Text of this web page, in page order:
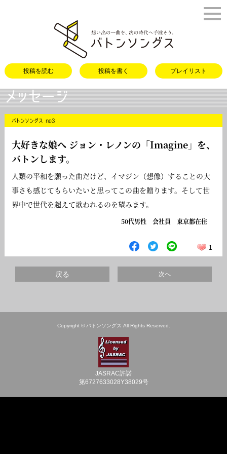
投稿を読む 投稿を書く プレイリスト
メッセージ
バトンソングス no3
大好きな娘へ ジョン・レノンの「Imagine」を、
バトンします。
人類の平和を願った曲だけど、イマジン（想像）することの大
事さも感じてもらいたいと思ってこの曲を贈ります。そして世
界中で世代を超えて歌われるのを望みます。
50代男性 会社員 東京都在住
1
戻る 次へ
Copyright © バトンソングス All Rights Reserved.
JASRAC許諾
第6727633028Y38029号